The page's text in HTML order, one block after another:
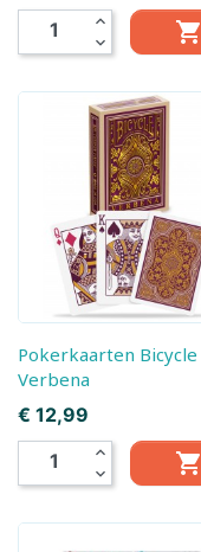
expand_less
expand_more

Pokerkaarten Bicycle
Verbena
Prijs
€ 12,99
expand_less
expand_more
